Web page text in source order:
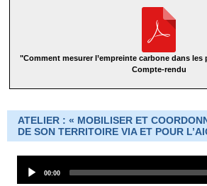
"Comment mesurer l’empreinte carbone dans
Compte-rendu
ATELIER : « MOBILISER ET
DE SON TERRITOIRE VIA ET POUR
Player
Current
00:00